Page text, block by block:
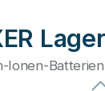
Ionen-Batterien